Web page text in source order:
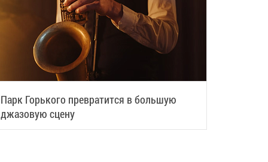
Парк Горького превратится в большую
джазовую сцену